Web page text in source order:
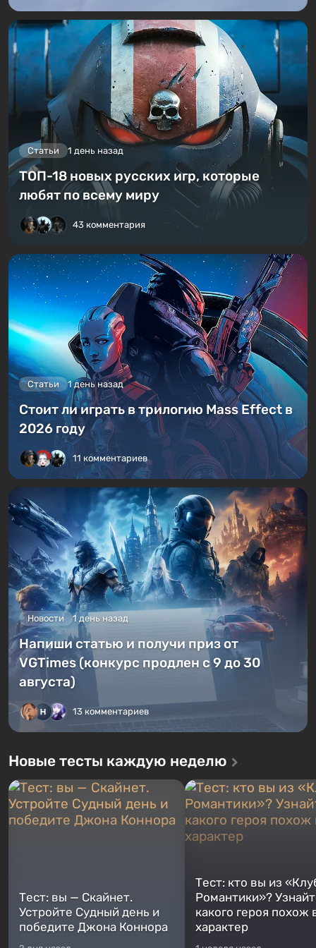
Статьи 1 день назад
ТОП-18 новых русских игр, которые
любят по всему миру
43 комментария
Статьи 1 день назад
Стоит ли играть в трилогию Mass Effect в
2026 году
11 комментариев
Новости 1 день назад
Напиши статью и получи приз от
VGTimes (конкурс продлен с 9 до 30
августа)
13 комментариев
Новые тесты каждую неделю
Тест: вы — Скайнет.
Устройте Судный день и
победите Джона Коннора
Тест: кто вы из
Романтики»?
какого героя похож
характер